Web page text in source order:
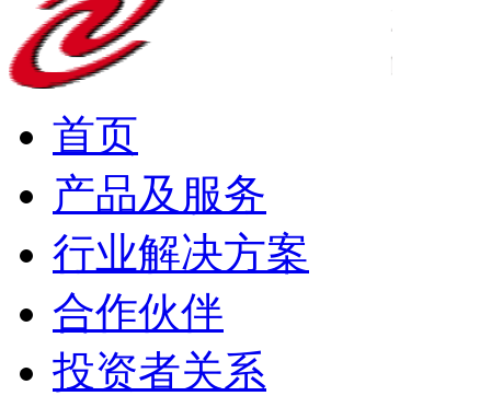
首页
产品及服务
行业解决方案
合作伙伴
投资者关系